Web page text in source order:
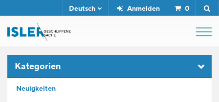
Anmelden 0
Deutsch
Kategorien
Neuigkeiten